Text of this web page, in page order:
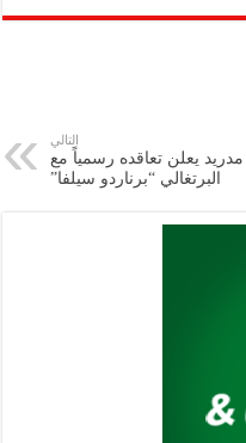
gr
ai
ar
التالي
مدريد يعلن تعاقده رسمياً مع
البرتغالي “برناردو سيلفا”